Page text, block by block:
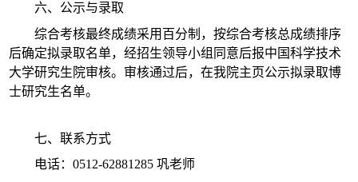
六、公示与录取
综合考核最终成绩采用百分制，按综合考核总成绩排序
后确定拟录取名单，经招生领导小组同意后报中国科学技术
大学研究生院审核。审核通过后，在我院主页公示拟录取博
士研究生名单。
七、联系方式
电话：0512-62881285巩老师